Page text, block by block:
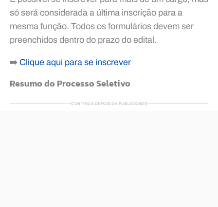
só será considerada a última inscrição para a
mesma função. Todos os formulários devem ser
preenchidos dentro do prazo do edital.
➡️ Clique aqui para se inscrever
Resumo do Processo Seletivo
CONTINUA DEPOIS DA PUBLICIDADE